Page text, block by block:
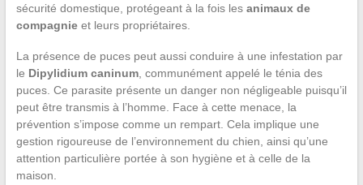
sécurité domestique, protégeant à la fois les animaux de
compagnieet leurs propriétaires.
La présence de puces peut aussi conduire à une infestation par
le Dipylidium caninum, communément appelé le ténia des
puces. Ce parasite présente un danger non négligeable puisqu’il
peut être transmis à l’homme. Face à cette menace, la
prévention s’impose comme un rempart. Cela implique une
gestion rigoureuse de l’environnement du chien, ainsi qu’une
attention particulière portée à son hygiène et à celle de la
maison.